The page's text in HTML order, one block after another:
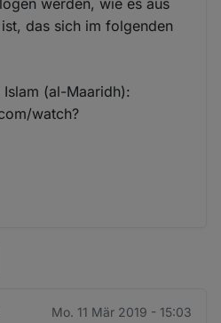
werden, wie es aus
das sich im folgenden
(al-Maaridh):
watch?
Mo. 11 Mär 2019 - 15:03